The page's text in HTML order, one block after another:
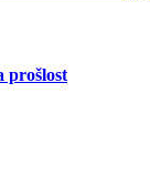
prošlost